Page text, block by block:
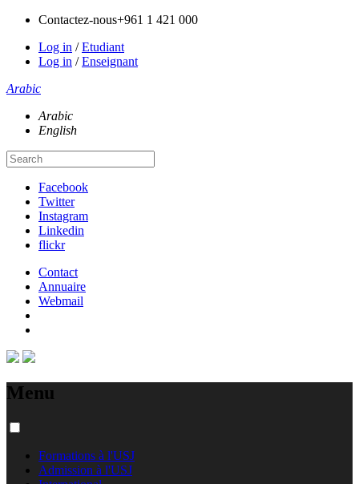
Contactez-nous+961 1 421 000
Log in /Etudiant
Log in /Enseignant
Arabic
Arabic
English
Facebook
Twitter
Instagram
Linkedin
flickr
Contact
Annuaire
Webmail
Menu
Formations à l'USJ
Admission à l'USJ